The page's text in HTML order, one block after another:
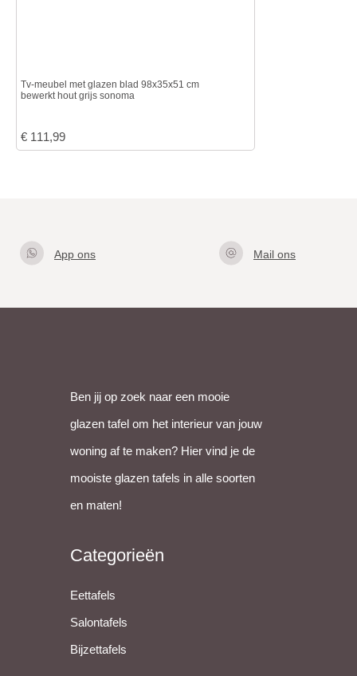
Tv-meubel met glazen blad 98x35x51 cm
bewerkt hout grijs sonoma
€ 111,99
App ons
Mail ons
Ben jij op zoek naar een mooie
glazen tafel om het interieur van jouw
woning af te maken? Hier vind je de
mooiste glazen tafels in alle soorten
en maten!
Categorieën
Eettafels
Salontafels
Bijzettafels